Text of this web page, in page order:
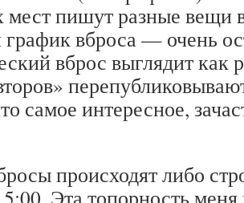
мест пишут разные вещи
график вброса — очень
вброс выглядит как
самое интересное,
происходят либо
Эта топорность